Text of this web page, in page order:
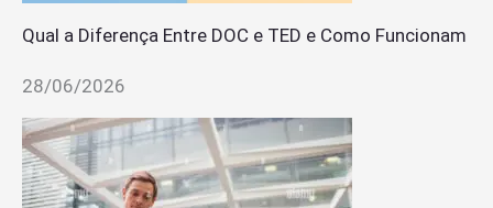
Qual a Diferença Entre DOC e TED e Como Funcionam
28/06/2026